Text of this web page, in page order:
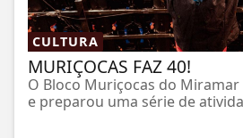
CULTURA
MURIÇOCAS FAZ 40!
O Bloco Muriçocas do
e preparou uma série de